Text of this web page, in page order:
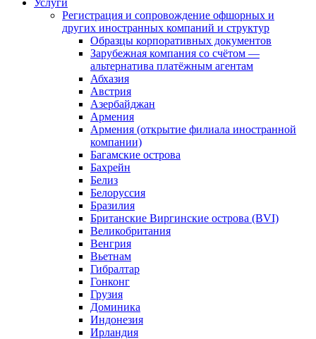
Услуги
Регистрация и сопровождение офшорных и
других иностранных компаний и структур
Образцы корпоративных документов
Зарубежная компания со счётом —
альтернатива платёжным агентам
Абхазия
Австрия
Азербайджан
Армения
Армения (открытие филиала иностранной
компании)
Багамские острова
Бахрейн
Белиз
Белоруссия
Бразилия
Британские Виргинские острова (BVI)
Великобритания
Венгрия
Вьетнам
Гибралтар
Гонконг
Грузия
Доминика
Индонезия
Ирландия